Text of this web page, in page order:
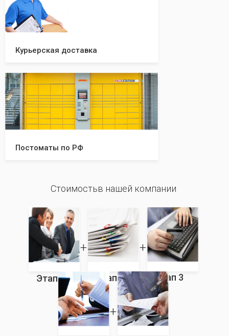
Курьерская доставка
Постоматы по РФ
Стоимостьв нашей компании
Этап 1 Этап 2 Этап 3